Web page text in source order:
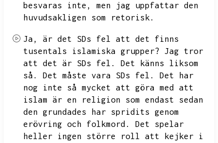
besvaras inte,
men jag uppfattar den
huvudsakligen som retorisk.
Ja,
är det SDs fel att det finns
tusentals islamiska grupper? Jag tror
att det är SDs fel.
Det känns liksom
så.
Det måste vara SDs fel.
Det har
nog inte så mycket att göra med att
islam är en religion som endast sedan
den grundades har spridits genom
erövring och folkmord.
Det spelar
heller ingen större roll att kejker i